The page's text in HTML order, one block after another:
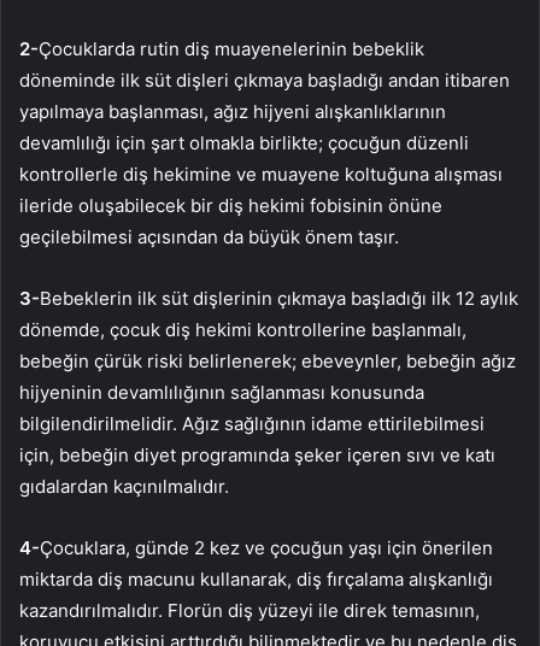
2-Çocuklarda rutin diş muayenelerinin bebeklik
döneminde ilk süt dişleri çıkmaya başladığı andan itibaren
yapılmaya başlanması, ağız hijyeni alışkanlıklarının
devamlılığı için şart olmakla birlikte; çocuğun düzenli
kontrollerle diş hekimine ve muayene koltuğuna alışması
ileride oluşabilecek bir diş hekimi fobisinin önüne
geçilebilmesi açısından da büyük önem taşır.
3-Bebeklerin ilk süt dişlerinin çıkmaya başladığı ilk 12 aylık
dönemde, çocuk diş hekimi kontrollerine başlanmalı,
bebeğin çürük riski belirlenerek; ebeveynler, bebeğin ağız
hijyeninin devamlılığının sağlanması konusunda
bilgilendirilmelidir. Ağız sağlığının idame ettirilebilmesi
için, bebeğin diyet programında şeker içeren sıvı ve katı
gıdalardan kaçınılmalıdır.
4-Çocuklara, günde 2 kez ve çocuğun yaşı için önerilen
miktarda diş macunu kullanarak, diş fırçalama alışkanlığı
kazandırılmalıdır. Florün diş yüzeyi ile direk temasının,